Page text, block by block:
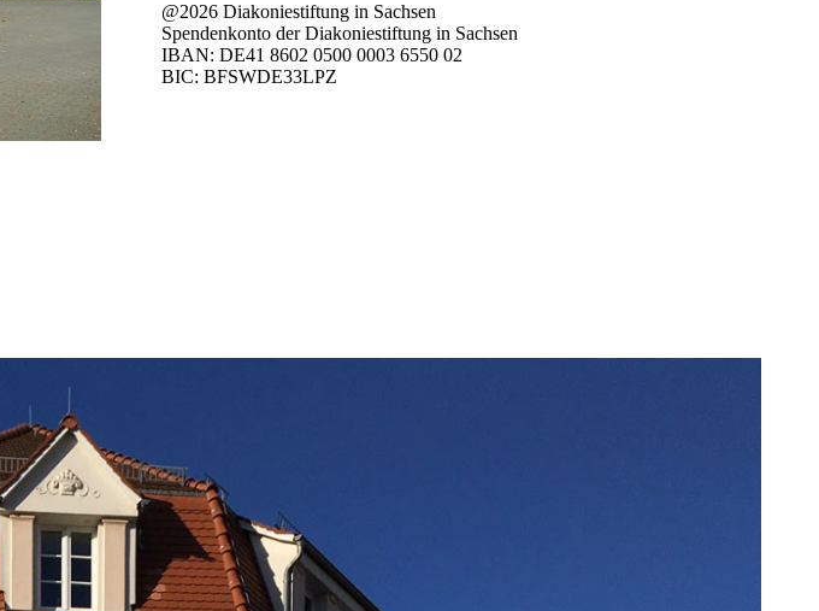
@2026 Diakoniestiftung in Sachsen
Spendenkonto der Diakoniestiftung in Sachsen
IBAN: DE41 8602 0500 0003 6550 02
BIC: BFSWDE33LPZ